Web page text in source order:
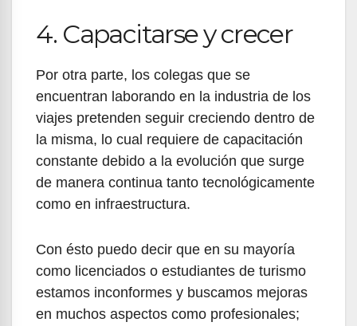
4. Capacitarse y crecer
Por otra parte, los colegas que se
encuentran laborando en la industria de los
viajes pretenden seguir creciendo dentro de
la misma, lo cual requiere de capacitación
constante debido a la evolución que surge
de manera continua tanto tecnológicamente
como en infraestructura.
Con ésto puedo decir que en su mayoría
como licenciados o estudiantes de turismo
estamos inconformes y buscamos mejoras
en muchos aspectos como profesionales;